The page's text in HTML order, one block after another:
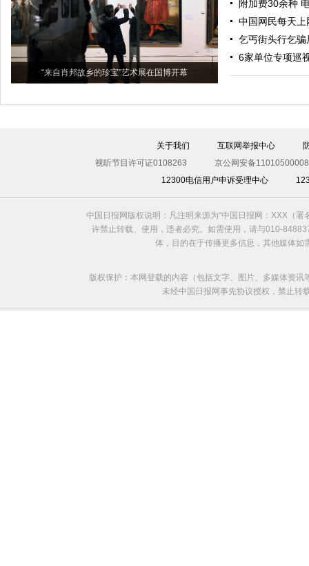
“来自肖邦故乡的珍宝”艺术展在国博开幕
附加费30余种
中国网民每天上
乞丐街头行乞
6家单位专项巡
关于我们 互联网举报中心
视听节目许可证0108263
京公网安备
12300电信用户申诉受理中心
中国日报网版权说明：凡注明来源为“中国日报网：XXX（
许禁止转载、使用，违者必究。如需使用，请与010-
体，目的在于传播更多信息，其他媒体
版权保护：本网登载的内容（包括文字、图片、多媒体资
未经中国日报网事先协议授权，禁止转